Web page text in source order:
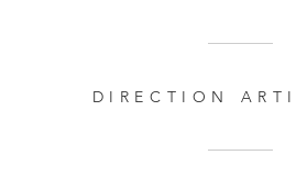
DIRECTION